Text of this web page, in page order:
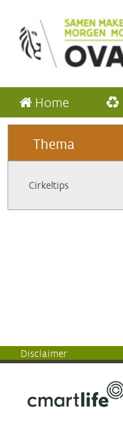
Home
Thema
Cirkeltips
Disclaimer